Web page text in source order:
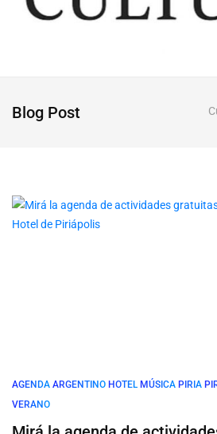
Blog Post
AGENDA ARGENTINO HOTEL MÚSICA PIRIA
VERANO